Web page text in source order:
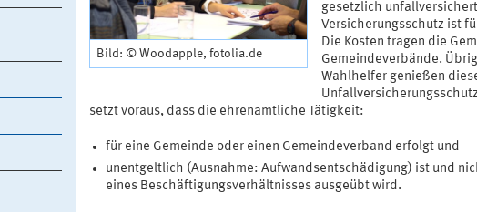
Bild: © Woodapple, fotolia.de
gesetzlich
Versicherungsschutz ist
Die Kosten tragen die
Gemeindeverbände.
Wahlhelfer genießen
setzt voraus, dass die ehrenamtliche Tätigkeit:
für eine Gemeinde oder einen Gemeindeverband erfolgt und
unentgeltlich (Ausnahme: Aufwandsentschädigung) ist und
eines Beschäftigungsverhältnisses ausgeübt wird.